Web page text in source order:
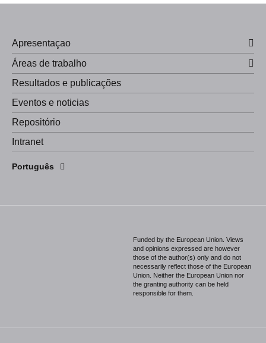
Apresentaçao
Áreas de trabalho
Resultados e publicações
Eventos e noticias
Repositório
Intranet
Português
English
Español
Funded by the European Union. Views
and opinions expressed are however
those of the author(s) only and do not
necessarily reflect those of the European
Union. Neither the European Union nor
the granting authority can be held
responsible for them.